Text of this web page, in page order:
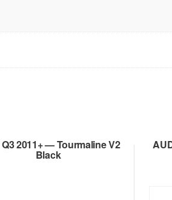
2011+ — Tourmaline V2
Black